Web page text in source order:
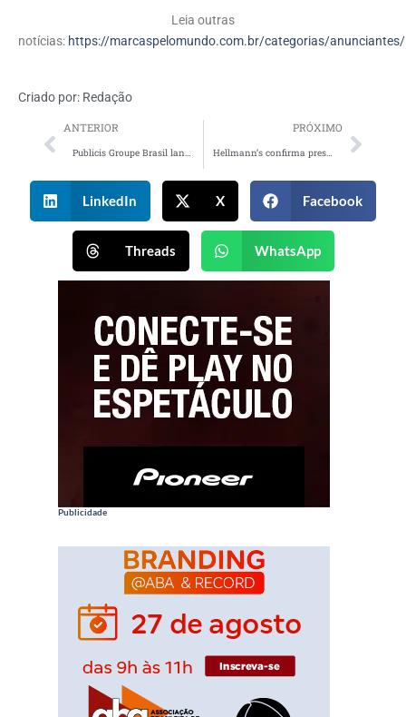
Leia outras
notícias: https://marcaspelomundo.com.br/categorias/anunciantes/
Criado por: Redação
ANTERIOR PRÓXIMO
Hellmann’s confirma presença no Lollapalooza Brasil 2026 com open molho e ativações da linha Supreme
LinkedIn X Facebook
Threads WhatsApp
Publicidade